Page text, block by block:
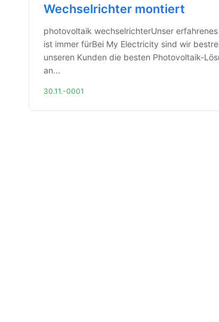
Wechselrichter montiert
photovoltaik wechselrichterUnser erfahrenes
ist immer fürBei My Electricity sind wir
unseren Kunden die besten Photovoltaik-
an...
30.11.-0001